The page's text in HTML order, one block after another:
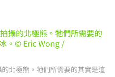
北極熊。牠們所需要的其實是這